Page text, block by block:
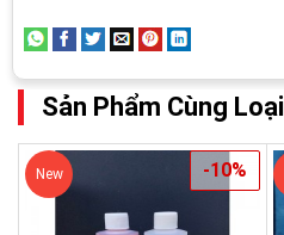
Sản Phẩm Cùng Loại
New -10%